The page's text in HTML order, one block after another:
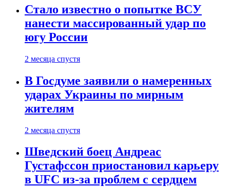
Стало известно о попытке ВСУ
нанести массированный удар по
югу России
2 месяца спустя
В Госдуме заявили о намеренных
ударах Украины по мирным
жителям
2 месяца спустя
Шведский боец Андреас
Густафссон приостановил карьеру
в UFC из-за проблем с сердцем